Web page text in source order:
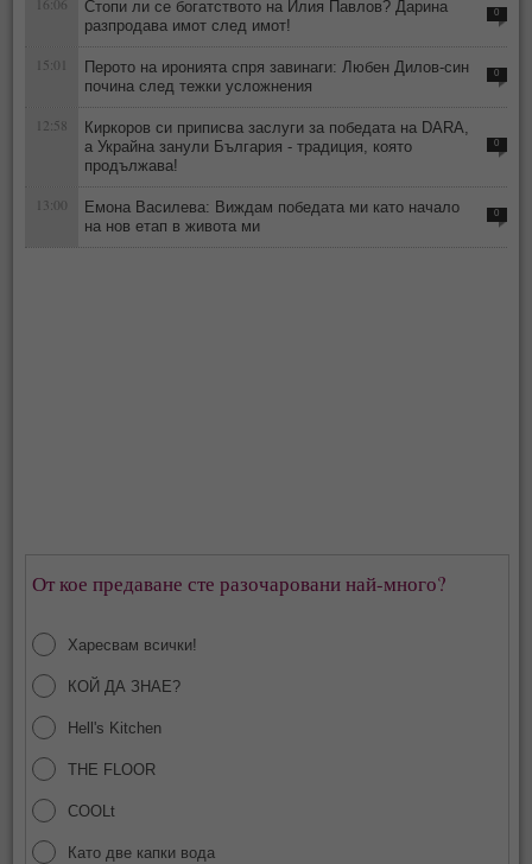
16:06
Стопи ли се богатството на Илия Павлов? Дарина
разпродава имот след имот!
0
15:01
Перото на иронията спря завинаги: Любен Дилов-син
почина след тежки усложнения
0
12:58
Киркоров си приписва заслуги за победата на DARA,
а Украйна занули България - традиция, която
продължава!
0
13:00
Емона Василева: Виждам победата ми като начало
на нов етап в живота ми
0
От кое предаване сте разочаровани най-много?
Харесвам всички!
КОЙ ДА ЗНАЕ?
Hell's Kitchen
THE FLOOR
COOLt
Като две капки вода